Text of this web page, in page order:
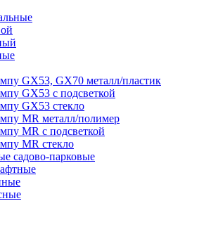
GX53, GX70 металл/пластик
GX53 с подсветкой
GX53 стекло
MR металл/полимер
MR с подсветкой
MR стекло
садово-парковые